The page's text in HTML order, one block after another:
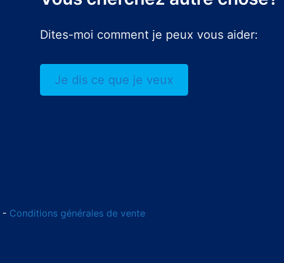
Dites-moi comment je peux vous aider:
Je dis ce que je veux
- Conditions générales de vente